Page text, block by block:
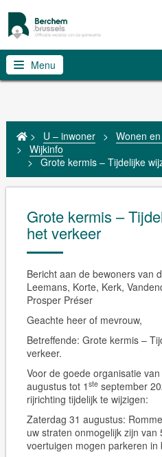
Menu
> U – inwoner > Wonen
> Wijkinfo
> Grote kermis – Tijdelijke
Grote kermis –
het verkeer
Bericht aan de bewoners van
Leemans, Korte, Kerk,
Prosper Préser
Geachte heer of mevrouw,
Betreffende: Grote kermis –
verkeer.
Voor de goede organisatie
augustus tot 1 steseptember
rijrichting tijdelijk te wijzigen:
Zaterdag 31 augustus:
uw straten onmogelijk zijn
voertuigen mogen parkeren